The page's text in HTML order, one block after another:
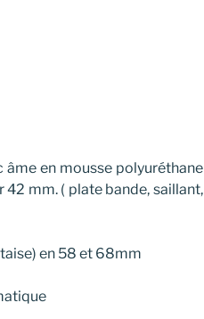
en mousse polyuréthane
mm. ( plate bande, saillant,
en 58 et 68mm